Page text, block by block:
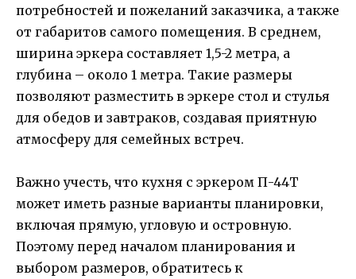
потребностей и пожеланий заказчика, а также
от габаритов самого помещения. В среднем,
ширина эркера составляет 1,5-2 метра, а
глубина – около 1 метра. Такие размеры
позволяют разместить в эркере стол и стулья
для обедов и завтраков, создавая приятную
атмосферу для семейных встреч.
Важно учесть, что кухня с эркером П-44Т
может иметь разные варианты планировки,
включая прямую, угловую и островную.
Поэтому перед началом планирования и
выбором размеров, обратитесь к